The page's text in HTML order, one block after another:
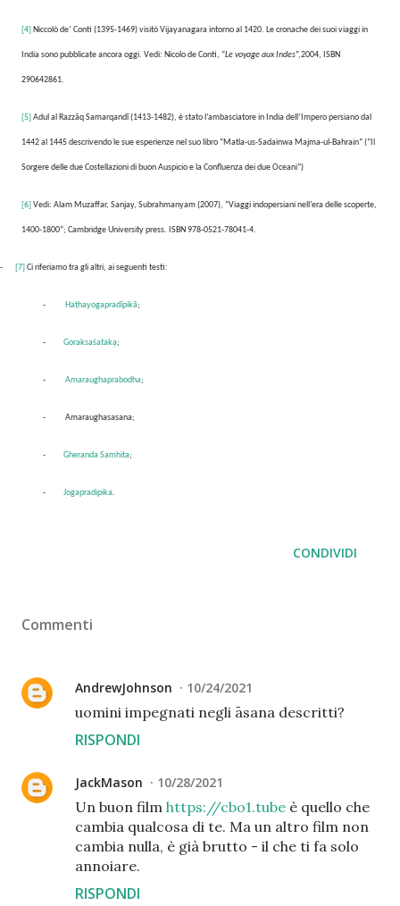
[4] Niccolò de’ Conti (1395-1469) visitò Vijayanagara intorno al 1420. Le cronache dei suoi viaggi in
India sono pubblicate ancora oggi. Vedi: Nicolo de Conti, “Le voyage aux Indes”,2004, ISBN
290642861.
[5] Adul al Razzāq Samarqandī (1413-1482), è stato l’ambasciatore in India dell’Impero persiano dal
1442 al 1445 descrivendo le sue esperienze nel suo libro “Matla-us-Sadainwa Majma-ul-Bahrain” (“Il
Sorgere delle due Costellazioni di buon Auspicio e la Confluenza dei due Oceani”)
[6] Vedi: Alam Muzaffar, Sanjay, Subrahmanyam (2007), “Viaggi indopersiani nell’era delle scoperte,
1400-1800”; Cambridge University press. ISBN 978-0521-78041-4.
- [7] Ci riferiamo tra gli altri, ai seguenti testi:
- Haṭhayogapradīpikā;
- Goraksaśatakạ;
- Amaraughaprabodha;
- Amaraughasasana;
- Gheranda Samhita;
- Jogapradipika.
CONDIVIDI
Commenti
AndrewJohnson 10/24/2021
uomini impegnati negli āsana descritti?
RISPONDI
JackMason 10/28/2021
Un buon film https://cbo1.tube è quello che
cambia qualcosa di te. Ma un altro film non
cambia nulla, è già brutto - il che ti fa solo
annoiare.
RISPONDI